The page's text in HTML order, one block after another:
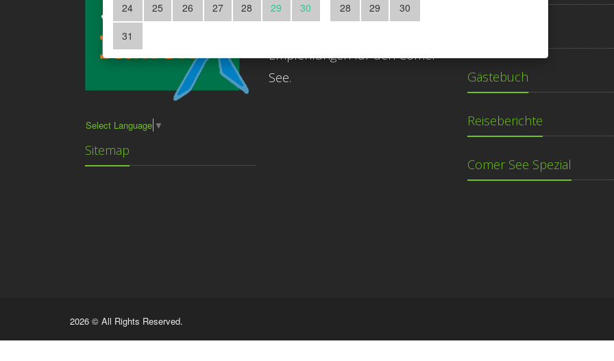
24 25 26 27 28 29 30
31
28 29 30
Select Language ▼
Sitemap
an! Erhalten Sie die neusten
Empfehlungen für den Comer
See.
Gästebuch
Reiseberichte
Comer See Spezial
2026 © All Rights Reserved.